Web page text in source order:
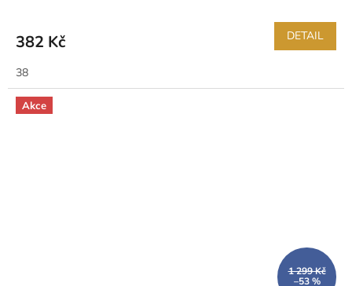
382 Kč DETAIL
38
Akce
1 299 Kč
–53 %